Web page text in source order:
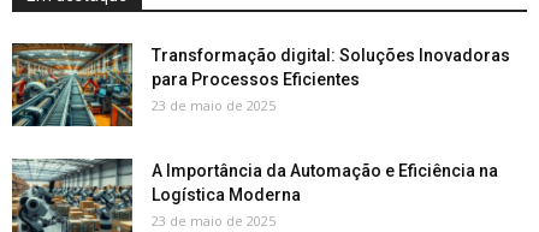
Transformação digital: Soluções Inovadoras
para Processos Eficientes
23 de maio de 2025
A Importância da Automação e Eficiência na
Logística Moderna
23 de maio de 2025